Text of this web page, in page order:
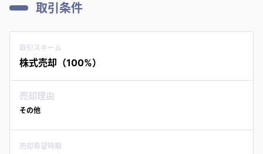
取引条件
取引スキーム
株式売却（100%）
売却理由
その他
売却希望時期